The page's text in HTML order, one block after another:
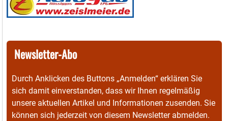
Newsletter-Abo
Durch Anklicken des Buttons „Anmelden“ erklären Sie
sich damit einverstanden, dass wir Ihnen regelmäßig
unsere aktuellen Artikel und Informationen zusenden. Sie
können sich jederzeit von diesem Newsletter abmelden.